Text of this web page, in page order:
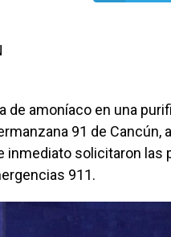
de amoníaco en una
91 de
inmediato solicitaron
911.